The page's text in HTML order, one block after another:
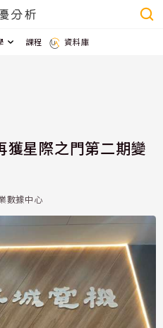
課程 資料庫
獲星際之門第二期變
數據中心